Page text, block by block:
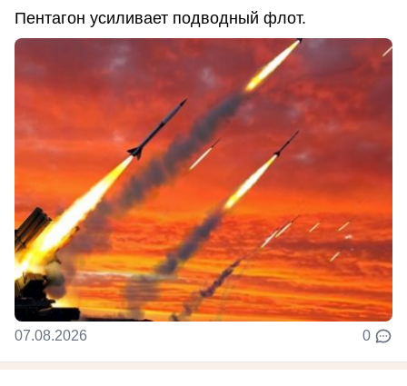
Пентагон усиливает подводный флот.
07.08.2026 0